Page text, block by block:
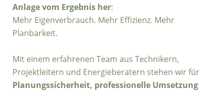
Anlage vom Ergebnis her:
Mehr Eigenverbrauch. Mehr Effizienz. Mehr
Planbarkeit.
Mit einem erfahrenen Team aus Technikern,
Projektleitern und Energieberatern stehen wir für
Planungssicherheit, professionelle Umsetzung